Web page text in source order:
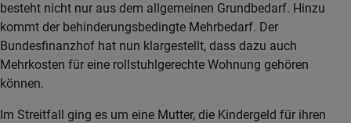
besteht nicht nur aus dem allgemeinen Grundbedarf. Hinzu
kommt der behinderungsbedingte Mehrbedarf. Der
Bundesfinanzhof hat nun klargestellt, dass dazu auch
Mehrkosten für eine rollstuhlgerechte Wohnung gehören
können.
Im Streitfall ging es um eine Mutter, die Kindergeld für ihren